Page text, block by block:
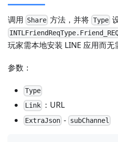
调用 Share 方法，并将 Type
玩家需本地安装 LINE 应用而无
参数：
Type
Link
：URL
ExtraJson - subChannel